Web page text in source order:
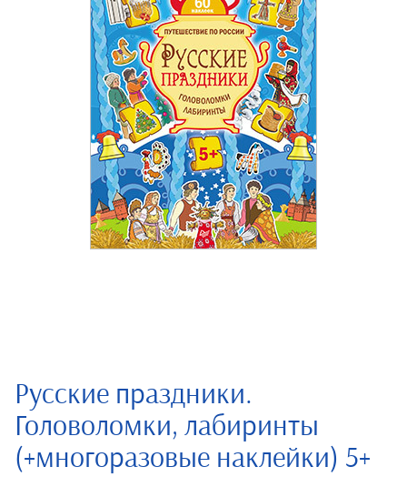
Русские праздники.
Головоломки, лабиринты
(+многоразовые наклейки) 5+